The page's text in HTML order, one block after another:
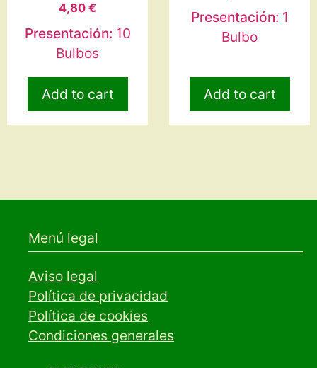
4,80 €
Presentación: 10
Bulbos
Add to cart
Presentación: 1
Bulbo
Add to cart
Menú legal
Aviso legal
Política de privacidad
Política de cookies
Condiciones generales